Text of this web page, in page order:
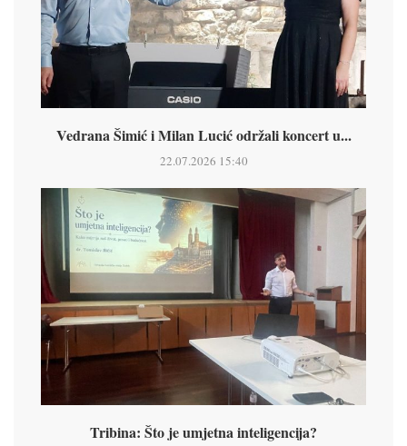
Vedrana Šimić i Milan Lucić održali koncert u...
22.07.2026 15:40
Tribina: Što je umjetna inteligencija?